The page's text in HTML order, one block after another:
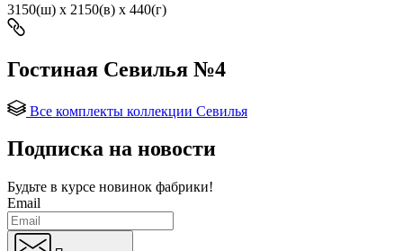
3150(ш) x 2150(в) x 440(г)
Гостиная Севилья №4
Все комплекты коллекции Севилья
Подписка на новости
Будьте в курсе новинок фабрики!
Email